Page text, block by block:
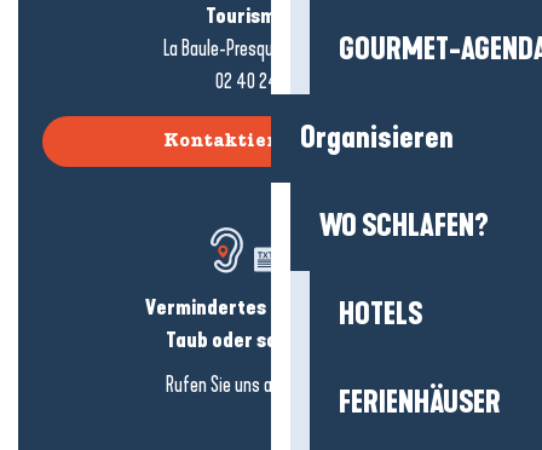
GOURMET-
Organisieren
WO SCHLAFEN?
HOTELS
FERIENHÄUSER
Tourismusbüro
La Baule-Presqu'île de Guérande
02 40 24 34 44
Kontaktieren Sie uns
Vermindertes Hörvermögen?
Taub oder schwerhörig?
Rufen Sie uns an in
hier klicken